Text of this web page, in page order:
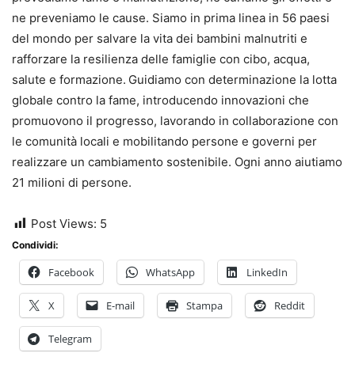
ne preveniamo le cause. Siamo in prima linea in 56 paesi
del mondo per salvare la vita dei bambini malnutriti e
rafforzare la resilienza delle famiglie con cibo, acqua,
salute e formazione. Guidiamo con determinazione la lotta
globale contro la fame, introducendo innovazioni che
promuovono il progresso, lavorando in collaborazione con
le comunità locali e mobilitando persone e governi per
realizzare un cambiamento sostenibile. Ogni anno aiutiamo
21 milioni di persone.
Post Views: 5
Condividi:
Facebook WhatsApp LinkedIn
X E-mail Stampa Reddit
Telegram